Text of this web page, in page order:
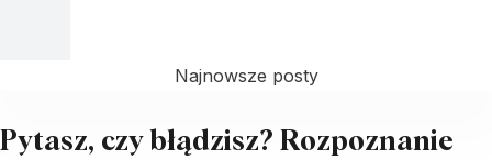
Najnowsze posty
Pytasz, czy błądzisz? Rozpoznanie